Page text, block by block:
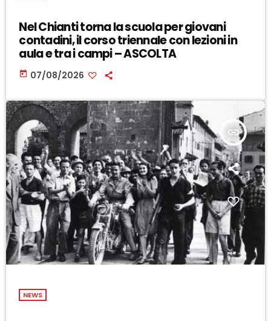
Nel Chianti torna la scuola per giovani
contadini, il corso triennale con lezioni in
aula e tra i campi – ASCOLTA
today 07/08/2026
insert_link
NEWS